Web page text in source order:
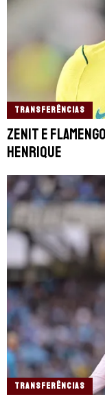
TRANSFERÊNCIAS
Zenit e
Henrique
TRANSFERÊNCIAS